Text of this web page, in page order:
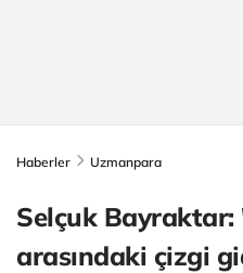
Haberler Uzmanpara
Selçuk
arasındaki çizgi